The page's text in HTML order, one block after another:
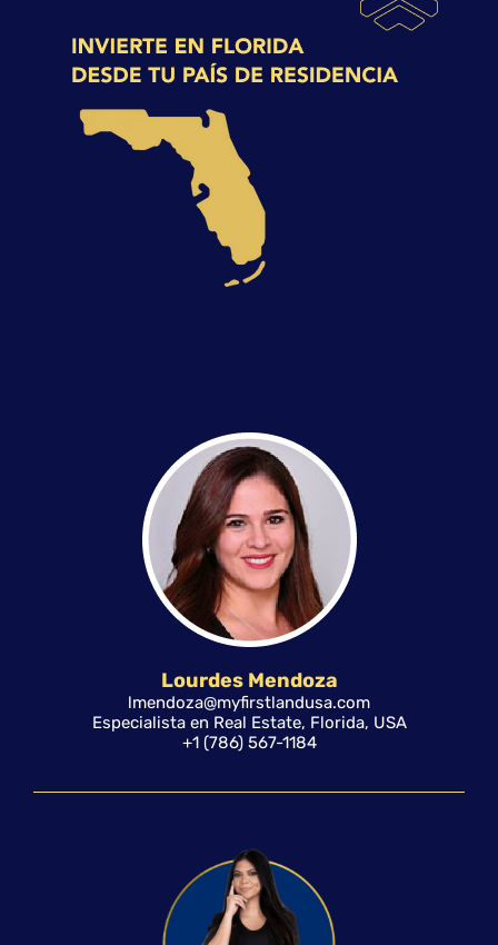
Lourdes Mendoza
lmendoza@myfirstlandusa.com
Especialista en Real Estate, Florida, USA
+1 (786) 567-1184